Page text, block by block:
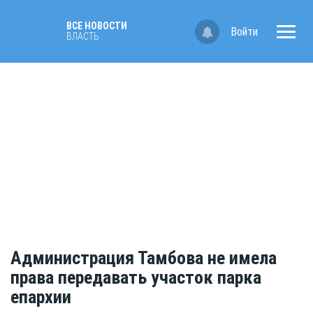
ВСЕ НОВОСТИ
ВЛАСТЬ
Войти
Администрация Тамбова не имела
права передавать участок парка
епархии